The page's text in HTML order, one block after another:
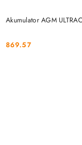
Akumulator AGM
Cena:
869.57